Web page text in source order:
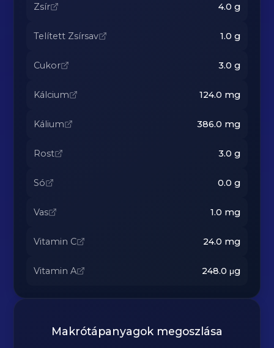
Zsír 4.0 g
Telített Zsírsav 1.0 g
Cukor 3.0 g
Kálcium 124.0 mg
Kálium 386.0 mg
Rost 3.0 g
Só 0.0 g
Vas 1.0 mg
Vitamin C 24.0 mg
Vitamin A 248.0 μg
Makrótápanyagok megoszlása